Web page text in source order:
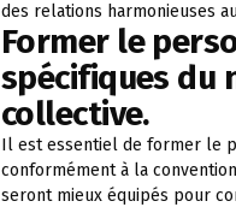
des relations harmonieuses
Former le
spécifiques du
collective.
Il est essentiel de former le
conformément à la
seront mieux équipés pour